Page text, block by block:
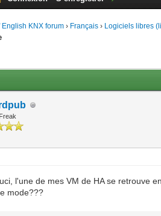
KNX forum › Français › Logiciels libres
l'une de mes VM de HA se retrouve
mode???